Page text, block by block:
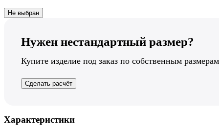
Не выбран
Нужен нестандартный размер?
Купите изделие под заказ по собственным
Сделать расчёт
Характеристики